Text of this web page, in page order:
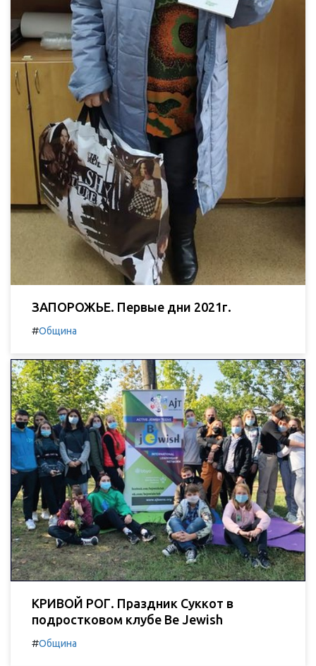
ЗАПОРОЖЬЕ. Первые дни 2021г.
#Община
КРИВОЙ РОГ. Праздник Суккот в
подростковом клубе Be Jewish
#Община